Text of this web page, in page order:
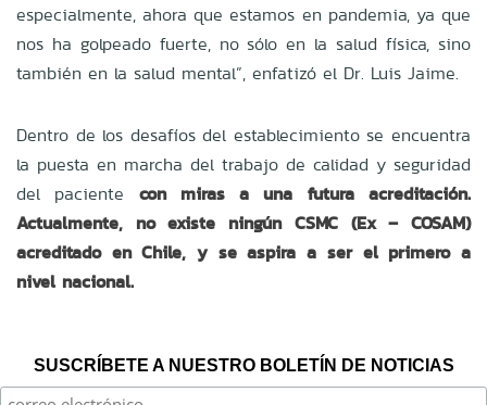
especialmente, ahora que estamos en pandemia, ya que
nos ha golpeado fuerte, no sólo en la salud física, sino
también en la salud mental”, enfatizó el Dr. Luis Jaime.
Dentro de los desafíos del establecimiento se encuentra
la puesta en marcha del trabajo de calidad y seguridad
del paciente con miras a una futura acreditación.
Actualmente, no existe ningún CSMC (Ex – COSAM)
acreditado en Chile, y se aspira a ser el primero a
nivel nacional.
SUSCRÍBETE A NUESTRO BOLETÍN DE NOTICIAS